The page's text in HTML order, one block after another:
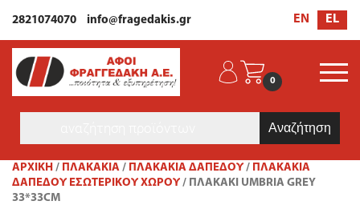
2821074070 info@fragedakis.gr EN EL
0
ΑΡΧΙΚΉ / ΠΛΑΚΑΚΙΑ / ΠΛΑΚΆΚΙΑ ΔΑΠΈΔΟΥ / ΠΛΑΚΆΚΙΑ
ΔΑΠΈΔΟΥ ΕΣΩΤΕΡΙΚΟΎ ΧΏΡΟΥ / ΠΛΑΚΆΚΙ UMBRIA GREY
33*33CM